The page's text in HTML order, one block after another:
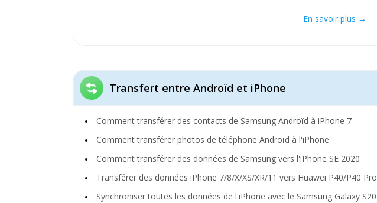
En savoir plus →
Transfert entre Androïd et iPhone
Comment transférer des contacts de Samsung Androïd à iPhone 7
Comment transférer photos de téléphone Androïd à l'iPhone
Comment transférer des données de Samsung vers l'iPhone SE 2020
Transférer des données iPhone 7/8/X/XS/XR/11 vers Huawei P40/P40 Pro
Synchroniser toutes les données de l'iPhone avec le Samsung Galaxy S20